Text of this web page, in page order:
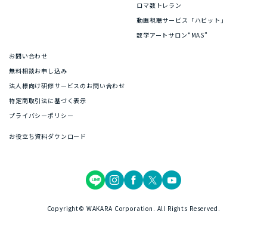
ロマ数トレラン
動画視聴サービス「ハビット」
数学アートサロン“MAS”
お問い合わせ
無料相談お申し込み
法人様向け研修サービスのお問い合わせ
特定商取引法に基づく表示
プライバシーポリシー
お役立ち資料ダウンロード
Copyright© WAKARA Corporation. All Rights Reserved.